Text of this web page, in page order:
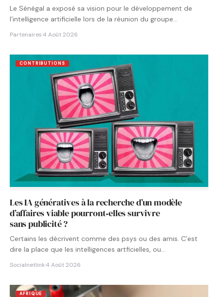
Le Sénégal a exposé sa vision pour le développement de
l’intelligence artificielle lors de la réunion du groupe…
Partenaires·4 Août 2026
CONTRIBUTIONS
Les IA génératives à la recherche d’un modèle
d’affaires viable pourront‑elles survivre
sans publicité ?
Certains les décrivent comme des psys ou des amis. C’est
dire la place que les intelligences artficielles, ou…
Socialnetlink·4 Août 2026
AFRIQUE